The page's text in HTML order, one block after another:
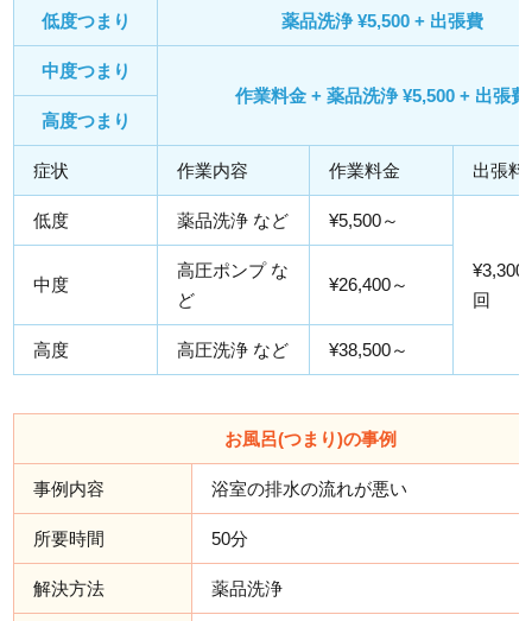
低度つまり 薬品洗浄 ¥5,500 + 出張費
中度つまり
作業料金 + 薬品洗浄 ¥5,500 + 出張費
高度つまり
症状 作業内容 作業料金 出張料
低度 薬品洗浄 など ¥5,500～
¥3,300
回
中度
高圧ポンプ な
ど
¥26,400～
高度 高圧洗浄 など ¥38,500～
お風呂(つまり)の事例
事例内容 浴室の排水の流れが悪い
所要時間 50分
解決方法 薬品洗浄